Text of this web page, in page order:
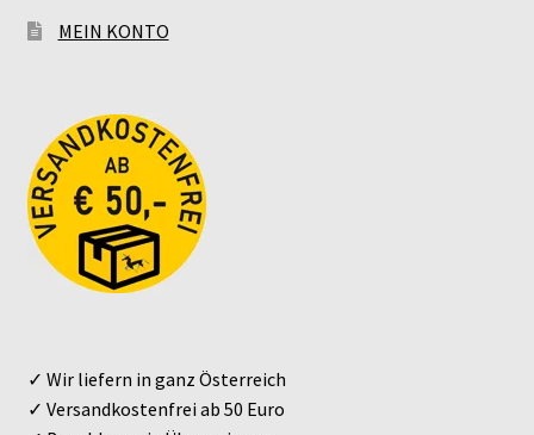
MEIN KONTO
✓ Wir liefern in ganz Österreich
✓ Versandkostenfrei ab 50 Euro